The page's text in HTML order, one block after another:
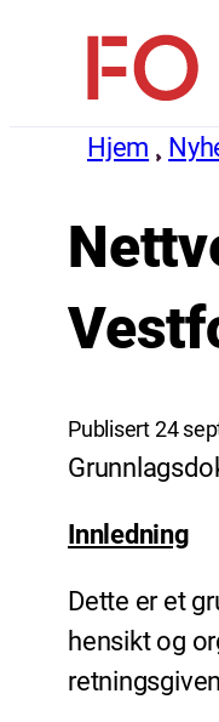
innholdFO
Hjem
Publisert 24
Innledning
Dette er et
hensikt og